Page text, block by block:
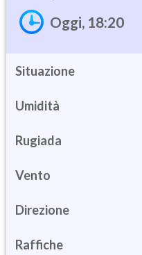
Oggi, 18:20
Situazione
Umidità
Vento
Direzione
Raffiche